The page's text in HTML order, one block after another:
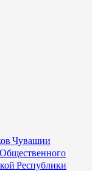
Чувашии
Республики